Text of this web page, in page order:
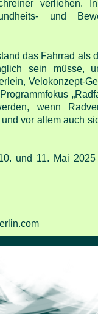
verliehen.
und
das Fahrrad als
sein müsse,
Velokonzept-
Programmfokus
wenn
vor allem auch
und 11. Mai